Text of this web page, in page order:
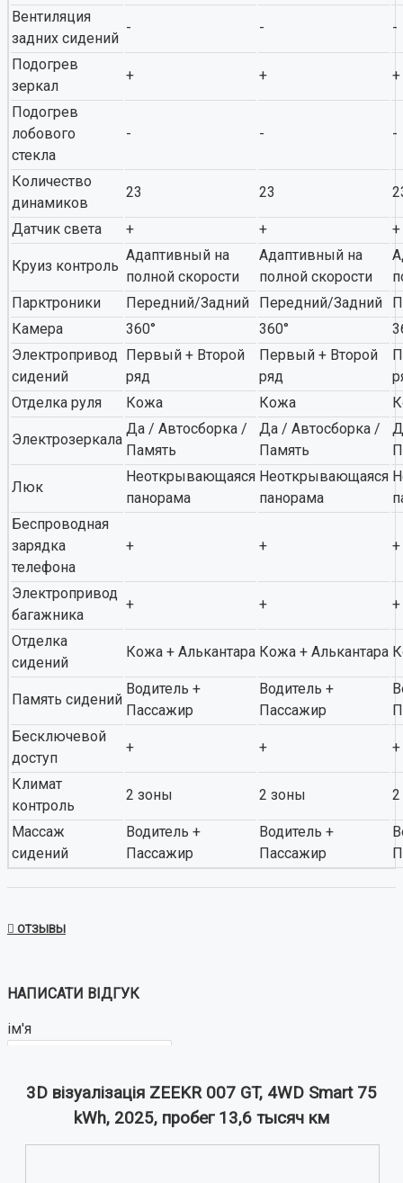
Вентиляция
задних сидений
- - -
Подогрев
зеркал
+ + +
Подогрев
лобового
стекла
- - -
Количество
динамиков
23 23
Датчик света + + +
Круиз контроль
Адаптивный на
полной скорости
Адаптивный на
полной скорости
Парктроники
Передний/Задний Передний/Задний
Камера
360° 360°
Электропривод
сидений
Первый + Второй
ряд
Первый + Второй
ряд
Отделка руля
Кожа Кожа
Электрозеркала
Да / Автосборка /
Память
Да / Автосборка /
Память
Люк
Неоткрывающаяся
панорама
Неоткрывающаяся
панорама
Беспроводная
зарядка
телефона
+ + +
Электропривод
багажника
+ + +
Отделка
сидений
Кожа + Алькантара Кожа + Алькантара
Память сидений
Водитель +
Пассажир
Водитель +
Пассажир
Бесключевой
доступ
+ + +
Климат
контроль
2 зоны 2 зоны
Массаж
сидений
Водитель +
Пассажир
Водитель +
Пассажир
ОТЗЫВЫ
НАПИСАТИ ВІДГУК
ім'я
Ваш відгук:
3D візуалізація ZEEKR 007 GT, 4WD Smart 75
kWh, 2025, пробег 13,6 тысяч км